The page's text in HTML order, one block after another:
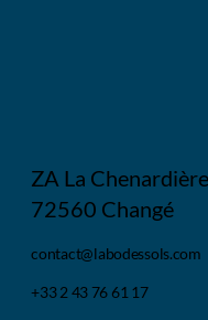
ZA La Chenardière
72560 Changé
contact@labodessols.com